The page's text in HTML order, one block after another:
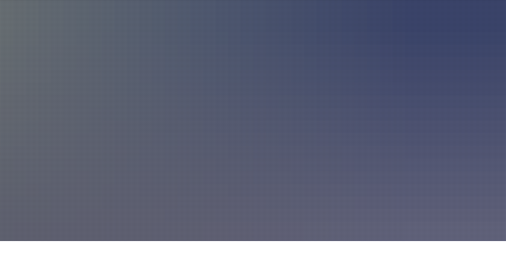
und Organisation
und Funktionsträger
Fahrzeuge und Technik Jugend Spielmannszug Mitglied werden A A A